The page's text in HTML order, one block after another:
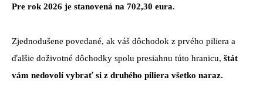
Pre rok 2026 je stanovená na 702,30 eura.
Zjednodušene povedané, ak váš dôchodok z prvého piliera a
ďalšie doživotné dôchodky spolu presiahnu túto hranicu, štát
vám nedovolí vybrať si z druhého piliera všetko naraz.